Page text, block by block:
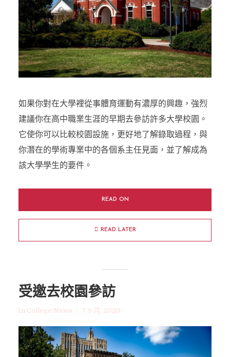
如果你對在大學裡從事體育運動有濃厚的興趣，強烈
建議你在高中職業生涯的早期去參訪許多大學校園。
它使你可以比較校園設施，更好地了解錄取過程，與
你潛在的學術專業中的各個系主任見面，並了解成為
該大學學生的要件。
READ ON
READ LATER
受邀去校園參訪
In College News 7 9 月, 2020